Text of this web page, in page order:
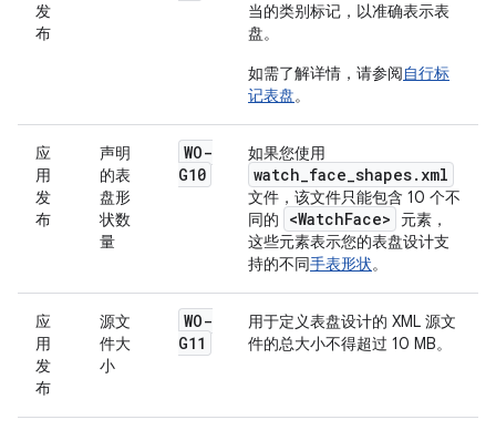
发
布
当的类别标记，以准确表示表
盘。
如需了解详情，请参阅自行标
记表盘。
应
用
发
布
声明
的表
盘形
状数
量
WO-
G10
如果您使用
watch_face_shapes.xml
文件，该文件只能包含 10 个不
同的
<WatchFace>
元素，
这些元素表示您的表盘设计支
持的不同手表形状。
应
用
发
布
源文
件大
小
WO-
G11
用于定义表盘设计的 XML 源文
件的总大小不得超过 10 MB。